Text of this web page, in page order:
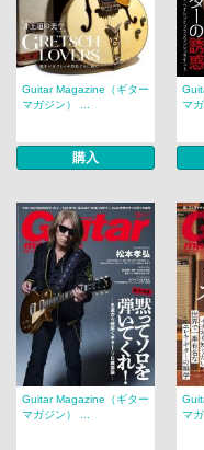
Guitar Magazine（ギター
マガジン） ...
購入
マ
Guitar Magazine（ギター
マガジン） ...
マ